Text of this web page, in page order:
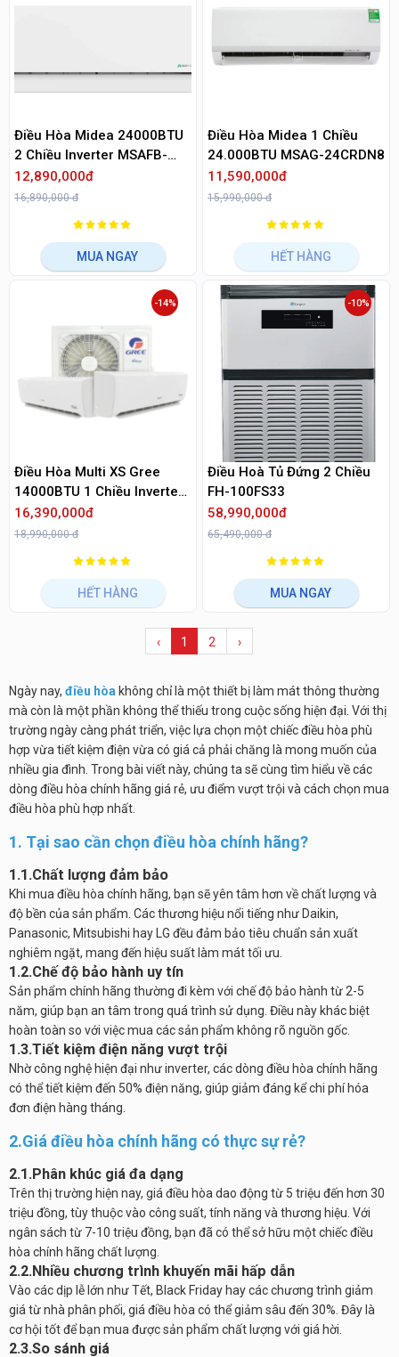
Điều Hòa Midea 24000BTU
2 Chiều Inverter MSAFB-
24HRDN8
12,890,000đ
16,890,000 đ
MUA NGAY
Điều Hòa Midea 1 Chiều
24.000BTU MSAG-24CRDN8
11,590,000đ
15,990,000 đ
HẾT HÀNG
Điều Hòa Multi XS Gree
14000BTU 1 Chiều Inverter
GWCD(14)NK6FO/GWC07AA
B-K6DNA1B/I/GWC09AAB-
16,390,000đ
18,990,000 đ
-14%
HẾT HÀNG
Điều Hoà Tủ Đứng 2 Chiều
FH-100FS33
58,990,000đ
65,490,000 đ
-10%
MUA NGAY
‹ 1 2 ›
Ngày nay, điều hòa không chỉ là một thiết bị làm mát thông thường
mà còn là một phần không thể thiếu trong cuộc sống hiện đại. Với thị
trường ngày càng phát triển, việc lựa chọn một chiếc điều hòa phù
hợp vừa tiết kiệm điện vừa có giá cả phải chăng là mong muốn của
nhiều gia đình. Trong bài viết này, chúng ta sẽ cùng tìm hiểu về các
dòng điều hòa chính hãng giá rẻ, ưu điểm vượt trội và cách chọn mua
điều hòa phù hợp nhất.
1. Tại sao cần chọn điều hòa chính hãng?
1.1.Chất lượng đảm bảo
Khi mua điều hòa chính hãng, bạn sẽ yên tâm hơn về chất lượng và
độ bền của sản phẩm. Các thương hiệu nổi tiếng như Daikin,
Panasonic, Mitsubishi hay LG đều đảm bảo tiêu chuẩn sản xuất
nghiêm ngặt, mang đến hiệu suất làm mát tối ưu.
1.2.Chế độ bảo hành uy tín
Sản phẩm chính hãng thường đi kèm với chế độ bảo hành từ 2-5
năm, giúp bạn an tâm trong quá trình sử dụng. Điều này khác biệt
hoàn toàn so với việc mua các sản phẩm không rõ nguồn gốc.
1.3.Tiết kiệm điện năng vượt trội
Nhờ công nghệ hiện đại như inverter, các dòng điều hòa chính hãng
có thể tiết kiệm đến 50% điện năng, giúp giảm đáng kể chi phí hóa
đơn điện hàng tháng.
2.Giá điều hòa chính hãng có thực sự rẻ?
2.1.Phân khúc giá đa dạng
Trên thị trường hiện nay, giá điều hòa dao động từ 5 triệu đến hơn 30
triệu đồng, tùy thuộc vào công suất, tính năng và thương hiệu. Với
ngân sách từ 7-10 triệu đồng, bạn đã có thể sở hữu một chiếc điều
hòa chính hãng chất lượng.
2.2.Nhiều chương trình khuyến mãi hấp dẫn
Vào các dịp lễ lớn như Tết, Black Friday hay các chương trình giảm
giá từ nhà phân phối, giá điều hòa có thể giảm sâu đến 30%. Đây là
cơ hội tốt để bạn mua được sản phẩm chất lượng với giá hời.
2.3.So sánh giá